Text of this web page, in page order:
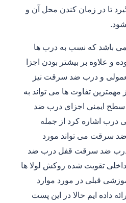
بگیرد تا در زمان کندن محل آن و
باشد که نسب به درب ها
و علاوه بر بیشتر بودن اجزا
و درب ضد سرقت نیز
تفاوت ها می تواند به
سطح ایمنی اجزای درب ضد
درب اشاره کرد از جمله
سرقت می تواند مورد
درب ضد سرقت قفل درب ضد
تقویت شده روکش لولا ها
قبلی در مورد موارد
داده ایم حالا در این پست